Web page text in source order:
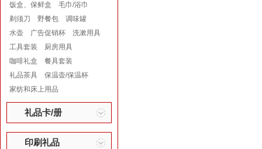
饭盒、保鲜盒
毛巾/浴巾
剃须刀
野餐包
调味罐
水壶
广告促销杯
洗漱用具
工具套装
厨房用具
咖啡礼盒
餐具套装
礼品茶具
保温壶/保温杯
家纺和床上用品
礼品卡/册
印刷礼品